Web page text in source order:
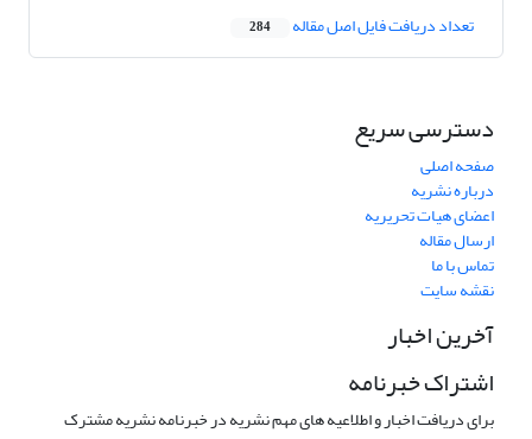
تعداد دریافت فایل اصل مقاله 284
دسترسی سریع
صفحه اصلی
درباره نشریه
اعضای هیات تحریریه
ارسال مقاله
تماس با ما
نقشه سایت
آخرین اخبار
اشتراک خبرنامه
برای دریافت اخبار و اطلاعیه های مهم نشریه در خبرنامه نشریه مشترک